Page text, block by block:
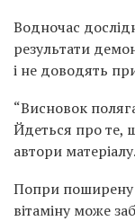
Водночас
результати
і не доводять
“Висновок
Йдеться про те,
автори матеріалу.
Попри
вітаміну може